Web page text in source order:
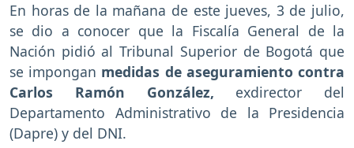
En horas de la mañana de este jueves, 3 de julio,
se dio a conocer que la Fiscalía General de la
Nación pidió al Tribunal Superior de Bogotá que
se impongan medidas de aseguramiento contra
Carlos Ramón González, exdirector del
Departamento Administrativo de la Presidencia
(Dapre) y del DNI.